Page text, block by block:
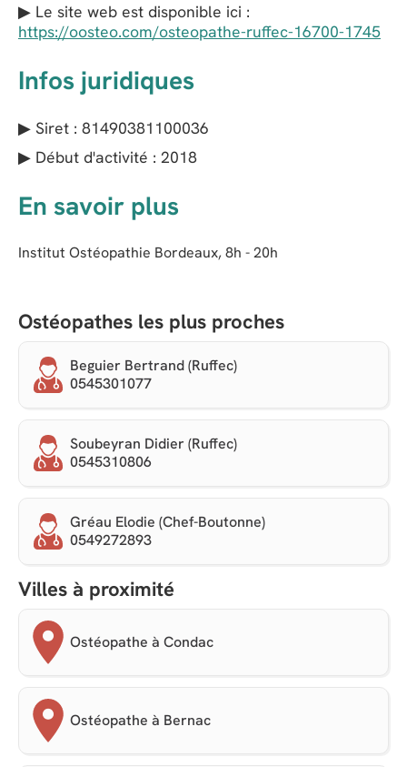
▶ Le site web est disponible ici :
https://oosteo.com/osteopathe-ruffec-16700-1745
Infos juridiques
▶ Siret : 81490381100036
▶ Début d'activité : 2018
En savoir plus
Institut Ostéopathie Bordeaux, 8h - 20h
Ostéopathes les plus proches
Beguier Bertrand (Ruffec)
0545301077
Soubeyran Didier (Ruffec)
0545310806
Gréau Elodie (Chef-Boutonne)
0549272893
Villes à proximité
Ostéopathe à Condac
Ostéopathe à Bernac